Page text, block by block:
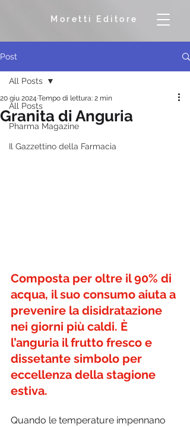
Moretti Editore
Post
All Posts
Pharma Magazine
Il Gazzettino della Farmacia
All Posts
Granita di Anguria
20 giu 2024 Tempo di lettura: 2 min
Composta per oltre il 90% di
acqua, il suo consumo aiuta a
prevenire la disidratazione
nei giorni più caldi. È
l’anguria il frutto fresco e
dissetante simbolo per
eccellenza della stagione
estiva.
Quando le temperature impennano